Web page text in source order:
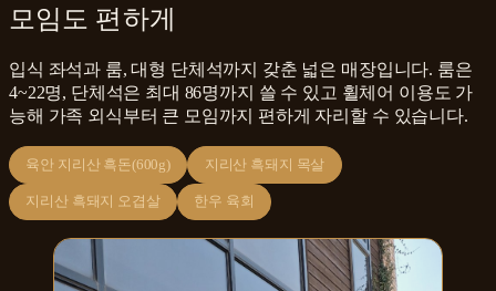
모임도 편하게
입식 좌석과 룸, 대형 단체석까지 갖춘 넓은 매장입니다. 룸은
4~22명, 단체석은 최대 86명까지 쓸 수 있고 휠체어 이용도 가
능해 가족 외식부터 큰 모임까지 편하게 자리할 수 있습니다.
육안 지리산 흑돈(600g) 지리산 흑돼지 목살
지리산 흑돼지 오겹살 한우 육회